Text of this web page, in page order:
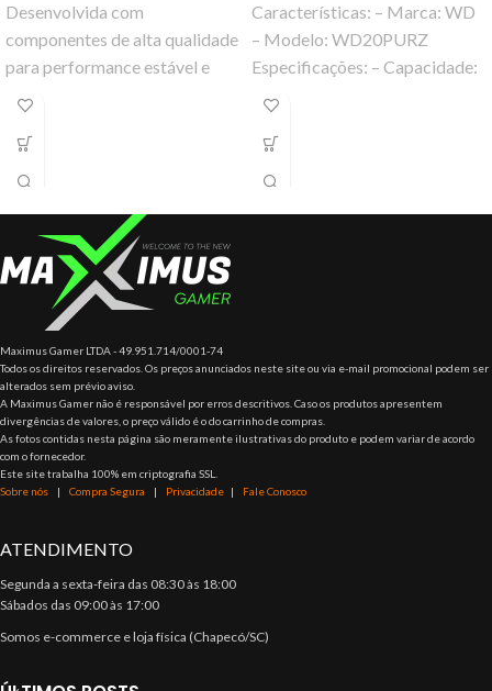
Desenvolvida com
componentes de alta qualidade
para performance estável e
confiável.
Características: – Marca: WD
– Modelo: WD20PURZ
Especificações: – Capacidade:
2TB – Fator de forma: 3.5
Maximus Gamer LTDA - 49.951.714/0001-74
Todos os direitos reservados. Os preços anunciados neste site ou via e-mail promocional podem ser
alterados sem prévio aviso.
A Maximus Gamer não é responsável por erros descritivos. Caso os produtos apresentem
divergências de valores, o preço válido é o do carrinho de compras.
As fotos contidas nesta página são meramente ilustrativas do produto e podem variar de acordo
com o fornecedor.
Este site trabalha 100% em criptografia SSL.
Sobre nós | Compra Segura | Privacidade | Fale Conosco
ATENDIMENTO
Segunda a sexta-feira das 08:30 às 18:00
Sábados das 09:00 às 17:00
Somos e-commerce e loja física (Chapecó/SC)